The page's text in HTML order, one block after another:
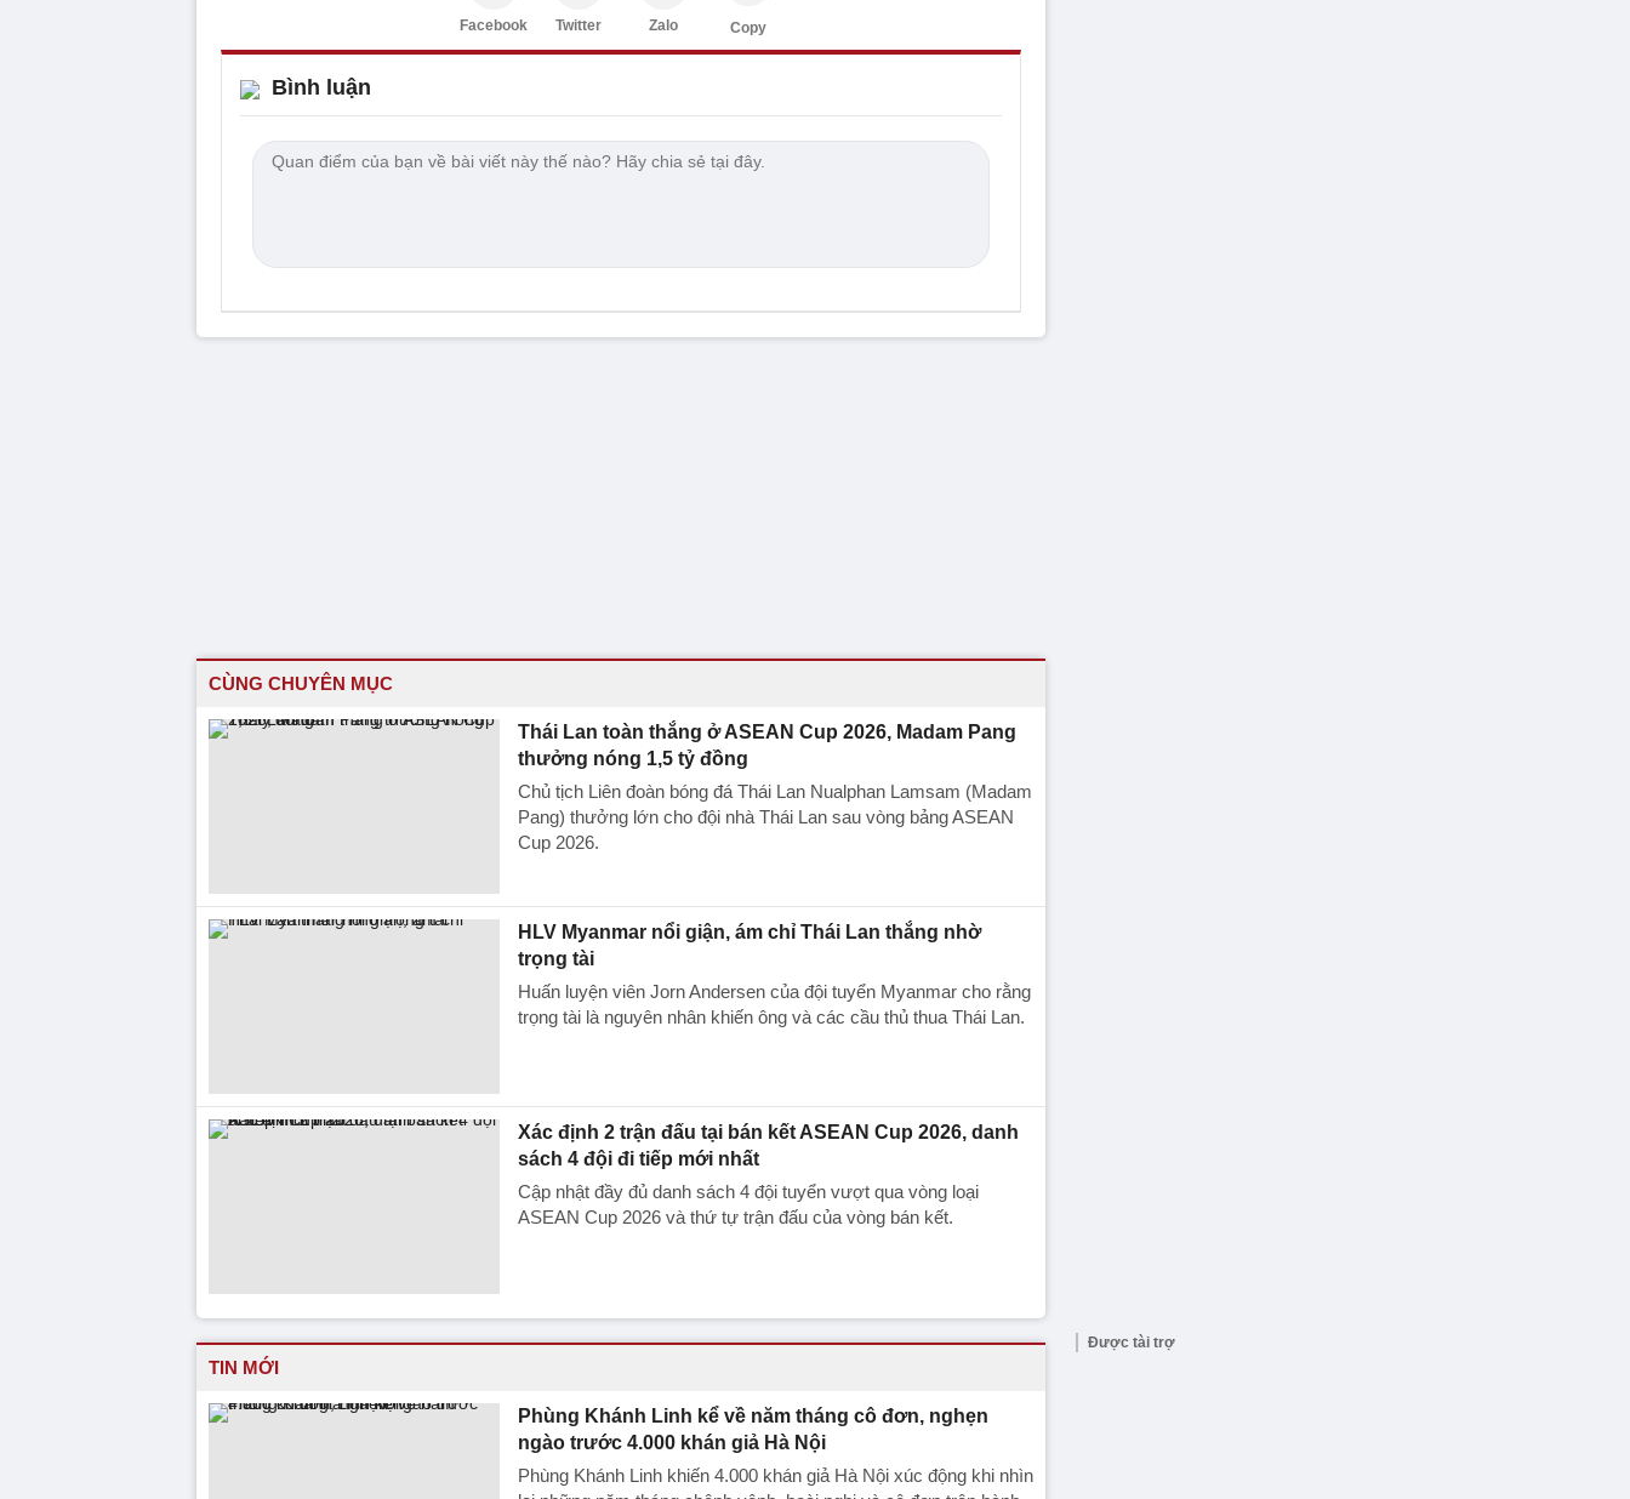
Facebook Twitter Zalo Copy
Bình luận
CÙNG CHUYÊN MỤC
Thái Lan toàn thắng ở ASEAN Cup 2026, Madam Pang
thưởng nóng 1,5 tỷ đồng
Chủ tịch Liên đoàn bóng đá Thái Lan Nualphan Lamsam (Madam
Pang) thưởng lớn cho đội nhà Thái Lan sau vòng bảng ASEAN
Cup 2026.
HLV Myanmar nổi giận, ám chỉ Thái Lan thắng nhờ
trọng tài
Huấn luyện viên Jorn Andersen của đội tuyển Myanmar cho rằng
trọng tài là nguyên nhân khiến ông và các cầu thủ thua Thái Lan.
Xác định 2 trận đấu tại bán kết ASEAN Cup 2026, danh
sách 4 đội đi tiếp mới nhất
Cập nhật đầy đủ danh sách 4 đội tuyển vượt qua vòng loại
ASEAN Cup 2026 và thứ tự trận đấu của vòng bán kết.
TIN MỚI
Phùng Khánh Linh kể về năm tháng cô đơn, nghẹn
ngào trước 4.000 khán giả Hà Nội
Phùng Khánh Linh khiến 4.000 khán giả Hà Nội xúc động khi nhìn
Được tài trợ